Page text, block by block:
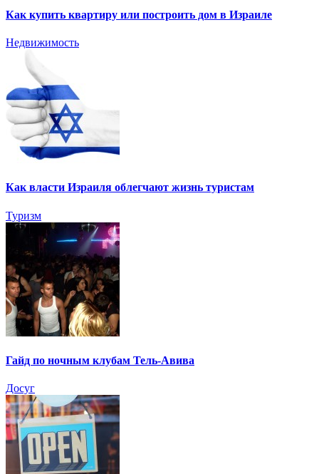
Как купить квартиру или построить дом в Израиле
Недвижимость
Как власти Израиля облегчают жизнь туристам
Туризм
Гайд по ночным клубам Тель-Авива
Досуг